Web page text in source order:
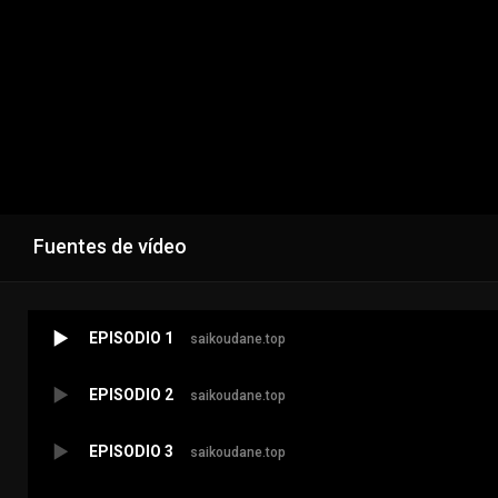
Fuentes de vídeo
EPISODIO 1 saikoudane.top
EPISODIO 2 saikoudane.top
EPISODIO 3 saikoudane.top